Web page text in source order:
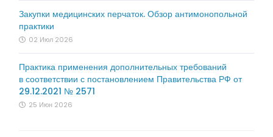
Закупки медицинских перчаток. Обзор антимонопольной
практики
02 Июл 2026
Практика применения дополнительных требований
в соответствии с постановлением Правительства РФ от
29.12.2021 № 2571
25 Июн 2026